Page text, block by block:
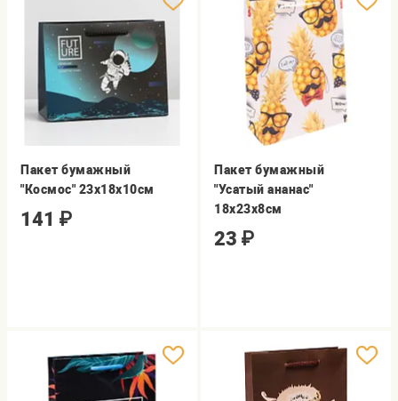
Пакет бумажный
"Космос" 23х18х10см
141 ₽
Пакет бумажный
"Усатый ананас"
18х23х8см
23 ₽